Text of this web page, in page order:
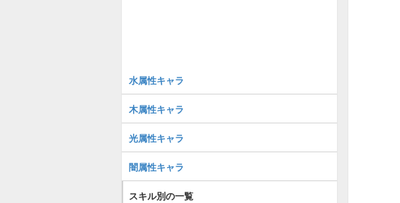
水属性キャラ
木属性キャラ
光属性キャラ
闇属性キャラ
スキル別の一覧